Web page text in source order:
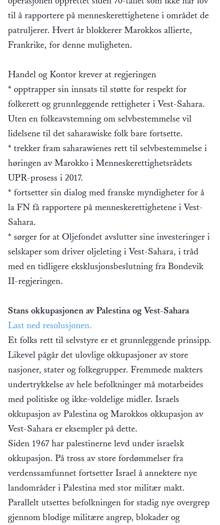
til å rapportere på menneskerettighetene i området de
patruljerer. Hvert år blokkerer Marokkos allierte,
Frankrike, for denne muligheten.
Handel og Kontor krever at regjeringen
* opptrapper sin innsats til støtte for respekt for
folkerett og grunnleggende rettigheter i Vest-Sahara.
Uten en folkeavstemning om selvbestemmelse vil
lidelsene til det saharawiske folk bare fortsette.
* trekker fram saharawienes rett til selvbestemmelse i
høringen av Marokko i Menneskerettighetsrådets
UPR-prosess i 2017.
* fortsetter sin dialog med franske myndigheter for å
la FN få rapportere på menneskerettighetene i Vest-
Sahara.
* sørger for at Oljefondet avslutter sine investeringer i
selskaper som driver oljeleting i Vest-Sahara, i tråd
med en tidligere eksklusjonsbeslutning fra Bondevik
II-regjeringen.
Stans okkupasjonen av Palestina og Vest-Sahara
Last ned resolusjonen.
Et folks rett til selvstyre er et grunnleggende prinsipp.
Likevel pågår det ulovlige okkupasjoner av store
nasjoner, stater og folkegrupper. Fremmede makters
undertrykkelse av hele befolkninger må motarbeides
med politiske og ikke-voldelige midler. Israels
okkupasjon av Palestina og Marokkos okkupasjon av
Vest-Sahara er eksempler på dette.
Siden 1967 har palestinerne levd under israelsk
okkupasjon. På tross av store fordømmelser fra
verdenssamfunnet fortsetter Israel å annektere nye
landområder i Palestina med stor militær makt.
Parallelt utsettes befolkningen for stadig nye overgrep
gjennom blodige militære angrep, blokader og